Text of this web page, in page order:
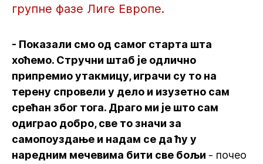
групне фазе Лиге Европе.
- Показали смо од самог старта шта
хоћемо. Стручни штаб је одлично
припремио утакмицу, играчи су то на
терену спровели у дело и изузетно сам
срећан због тога. Драго ми је што сам
одиграо добро, све то значи за
самопоуздање и надам се да ћу у
наредним мечевима бити све бољи - почео